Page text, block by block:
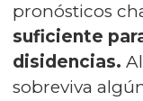
pronósticos
suficiente
disidencias.
sobreviva